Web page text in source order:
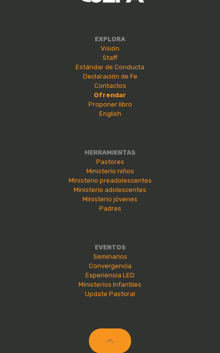
EXPLORA
Visión
Staff
Estándar de Conducta
Declaración de Fe
Contactos
Ofrendar
Proponer libro
English
HERRAMIENTAS
Pastores
Ministerio niños
Ministerio preadolescentes
Ministerio adolescentes
Ministerio jóvenes
Padres
EVENTOS
Seminarios
Convergencia
Experiencia LED
Ministerios Infantiles
Update Pastoral